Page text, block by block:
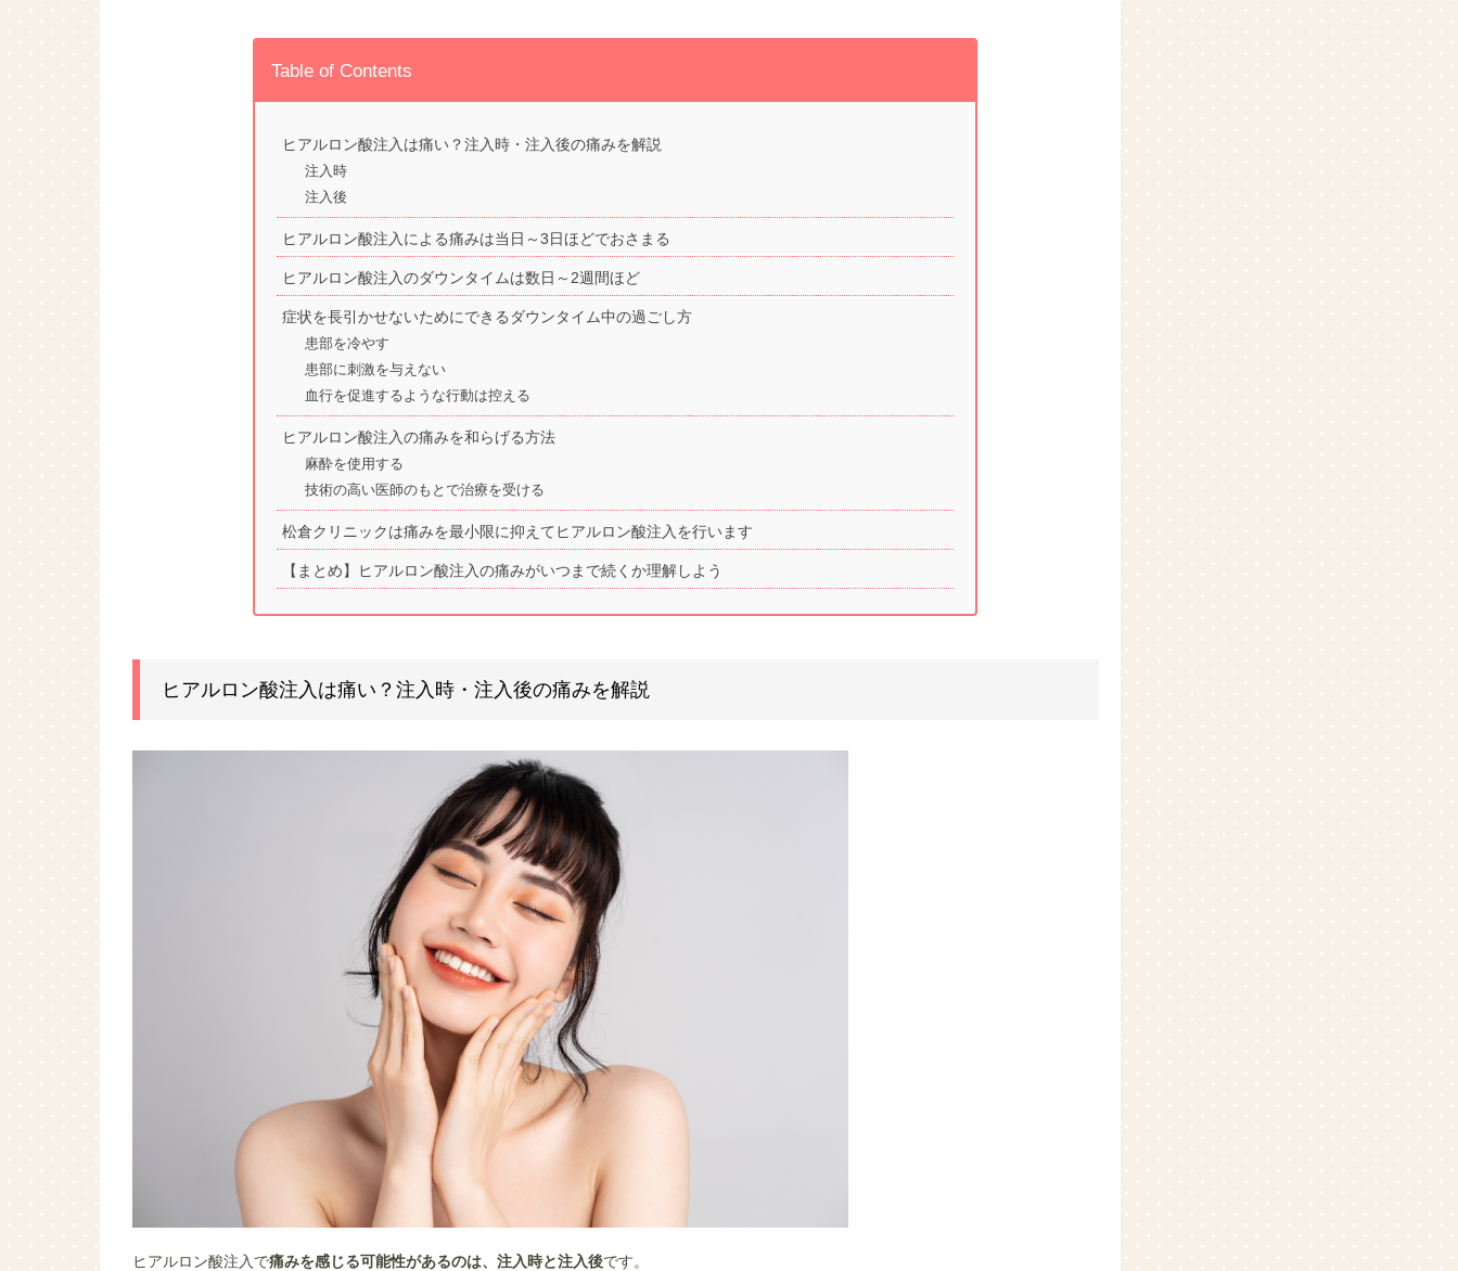
Table of Contents
ヒアルロン酸注入は痛い？注入時・注入後の痛みを解説
注入時
注入後
ヒアルロン酸注入による痛みは当日～3日ほどでおさまる
ヒアルロン酸注入のダウンタイムは数日～2週間ほど
症状を長引かせないためにできるダウンタイム中の過ごし方
患部を冷やす
患部に刺激を与えない
血行を促進するような行動は控える
ヒアルロン酸注入の痛みを和らげる方法
麻酔を使用する
技術の高い医師のもとで治療を受ける
松倉クリニックは痛みを最小限に抑えてヒアルロン酸注入を行います
【まとめ】ヒアルロン酸注入の痛みがいつまで続くか理解しよう
ヒアルロン酸注入は痛い？注入時・注入後の痛みを解説
ヒアルロン酸注入で痛みを感じる可能性があるのは、注入時と注入後です。